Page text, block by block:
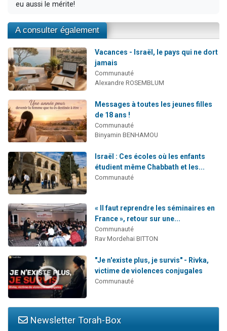
eu aussi le mérite!
A consulter également
Vacances - Israël, le pays qui ne dort
jamais
Communauté
Alexandre ROSEMBLUM
Messages à toutes les jeunes filles
de 18 ans !
Communauté
Binyamin BENHAMOU
Israël : Ces écoles où les enfants
étudient même Chabbath et les...
Communauté
« Il faut reprendre les séminaires en
France », retour sur une...
Communauté
Rav Mordehai BITTON
"Je n'existe plus, je survis" - Rivka,
victime de violences conjugales
Communauté
Newsletter Torah-Box